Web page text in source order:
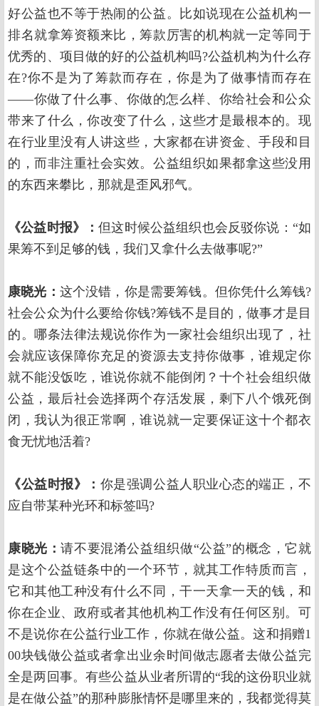
好公益也不等于热闹的公益。比如说现在公益机构一
排名就拿筹资额来比，筹款厉害的机构就一定等同于
优秀的、项目做的好的公益机构吗?公益机构为什么存
在?你不是为了筹款而存在，你是为了做事情而存在
——你做了什么事、你做的怎么样、你给社会和公众
带来了什么，你改变了什么，这些才是最根本的。现
在行业里没有人讲这些，大家都在讲资金、手段和目
的，而非注重社会实效。公益组织如果都拿这些没用
的东西来攀比，那就是歪风邪气。
《公益时报》：但这时候公益组织也会反驳你说：“如
果筹不到足够的钱，我们又拿什么去做事呢?”
康晓光： 这个没错，你是需要筹钱。但你凭什么筹钱?
社会公众为什么要给你钱?筹钱不是目的，做事才是目
的。哪条法律法规说你作为一家社会组织出现了，社
会就应该保障你充足的资源去支持你做事，谁规定你
就不能没饭吃，谁说你就不能倒闭？十个社会组织做
公益，最后社会选择两个存活发展，剩下八个饿死倒
闭，我认为很正常啊，谁说就一定要保证这十个都衣
食无忧地活着?
《公益时报》： 你是强调公益人职业心态的端正，不
应自带某种光环和标签吗?
康晓光：请不要混淆公益组织做“公益”的概念，它就
是这个公益链条中的一个环节，就其工作特质而言，
它和其他工种没有什么不同，干一天拿一天的钱，和
你在企业、政府或者其他机构工作没有任何区别。可
不是说你在公益行业工作，你就在做公益。这和捐赠1
00块钱做公益或者拿出业余时间做志愿者去做公益完
全是两回事。有些公益从业者所谓的“我的这份职业就
是在做公益”的那种膨胀情怀是哪里来的，我都觉得莫